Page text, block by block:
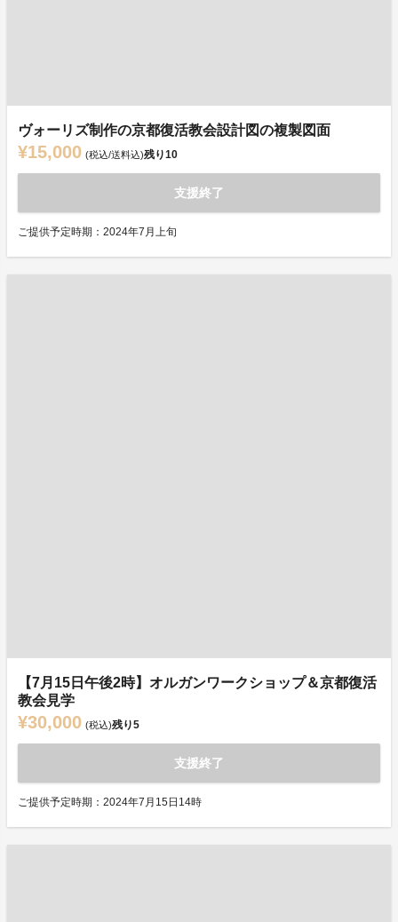
ヴォーリズ制作の京都復活教会設計図の複製図面
¥15,000 (税込/送料込)残り10
支援終了
ご提供予定時期：2024年7月上旬
【7月15日午後2時】オルガンワークショップ＆京都復活
教会見学
¥30,000 (税込)残り5
支援終了
ご提供予定時期：2024年7月15日14時